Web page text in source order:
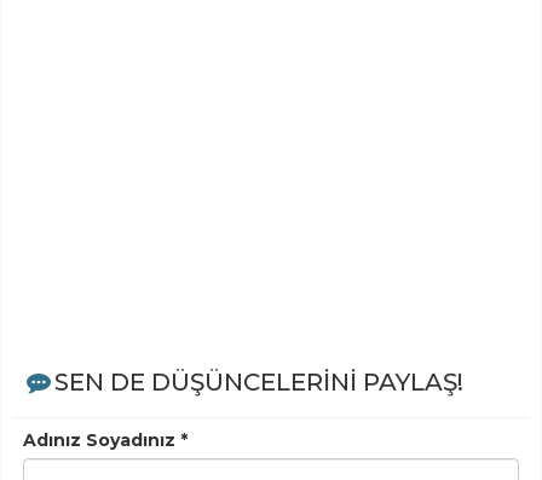
SEN DE DÜŞÜNCELERİNİ PAYLAŞ!
Adınız Soyadınız *